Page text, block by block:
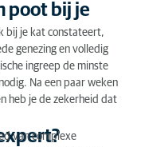
poot bij je
bij je kat constateert,
genezing en volledig
ingreep de minste
Na een paar weken
heb je de zekerheid dat
van complexe